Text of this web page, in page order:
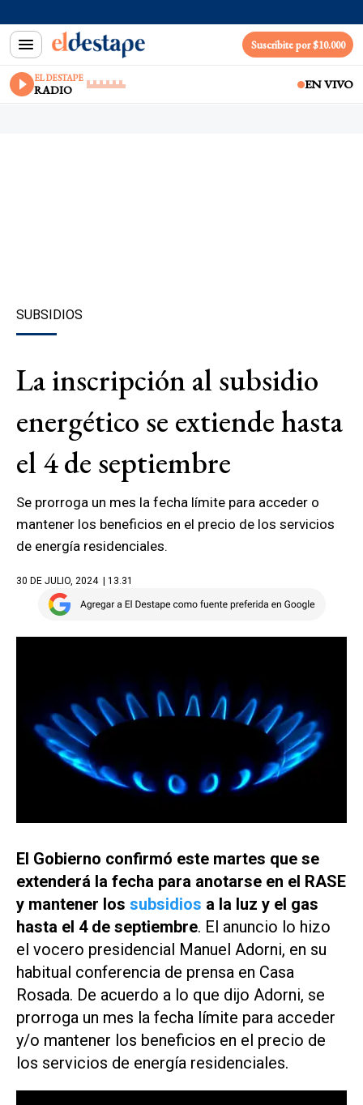
Suscribite por $10.000
EL DESTAPE
RADIO EN VIVO
SUBSIDIOS
La inscripción al subsidio
energético se extiende hasta
el 4 de septiembre
Se prorroga un mes la fecha límite para acceder o
mantener los beneficios en el precio de los servicios
de energía residenciales.
30 DE JULIO, 2024 | 13.31
El Gobierno confirmó este martes que se
extenderá la fecha para anotarse en el RASE
y mantener los subsidios a la luz y el gas
hasta el 4 de septiembre. El anuncio lo hizo
el vocero presidencial Manuel Adorni, en su
habitual conferencia de prensa en Casa
Rosada. De acuerdo a lo que dijo Adorni, se
prorroga un mes la fecha límite para acceder
y/o mantener los beneficios en el precio de
los servicios de energía residenciales.